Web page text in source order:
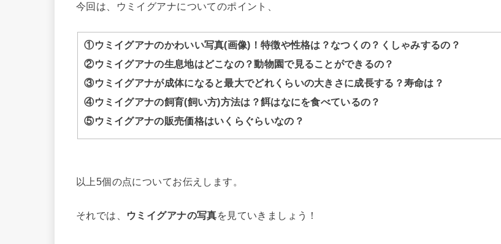
今回は、ウミイグアナについてのポイント、
①ウミイグアナのかわいい写真(画像)！特徴や性格は？なつくの？くしゃみするの？
②ウミイグアナの生息地はどこなの？動物園で見ることができるの？
③ウミイグアナが成体になると最大でどれくらいの大きさに成長する？寿命は？
④ウミイグアナの飼育(飼い方)方法は？餌はなにを食べているの？
⑤ウミイグアナの販売価格はいくらぐらいなの？
以上5個の点についてお伝えします。
それでは、 ウミイグアナの写真を見ていきましょう！